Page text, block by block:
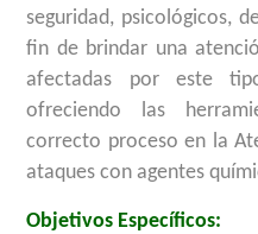
seguridad, psicológicos,
fin de brindar una
afectadas por este
ofreciendo las
correcto proceso en la
ataques con agentes
Objetivos Específicos: